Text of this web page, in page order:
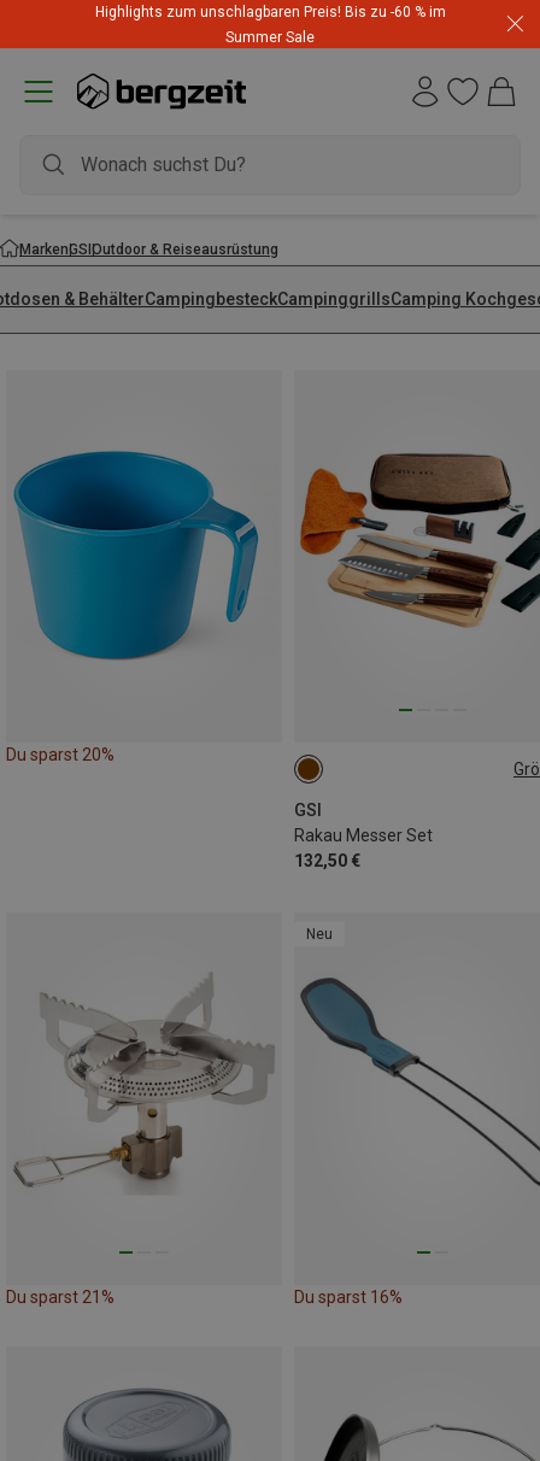
Highlights zum unschlagbaren Preis! Bis zu -60 % im
Summer Sale
MarkenGSIOutdoor & Reiseausrüstung
& BehälterCampingbesteckCampinggrillsCamping
Du sparst 20%
GSI
Rakau Messer Set
132,50 €
ONE SIZE
Du sparst 21%
Neu
Du sparst 16%